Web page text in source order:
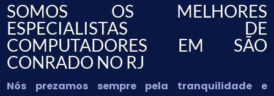
SOMOS OS MELHORES
ESPECIALISTAS DE
COMPUTADORES EM SÃO
CONRADO NO RJ
Nós prezamos sempre pela tranquilidade e